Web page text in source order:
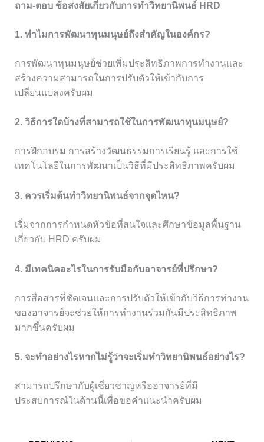
ถาม-ตอบ ข้อสงสัยเกี่ยวกับการทำวิทยานิพนธ์ HRD
1. ทำไมการพัฒนาทุนมนุษย์ถึงสำคัญในองค์กร?
การพัฒนาทุนมนุษย์ช่วยเพิ่มประสิทธิภาพการทำงานและ
สร้างความสามารถในการปรับตัวให้เข้ากับการ
เปลี่ยนแปลงครับผม
2. วิธีการใดบ้างที่สามารถใช้ในการพัฒนาทุนมนุษย์?
การฝึกอบรม การสร้างวัฒนธรรมการเรียนรู้ และการใช้
เทคโนโลยีในการพัฒนาเป็นวิธีที่มีประสิทธิภาพครับผม
3. ควรเริ่มต้นทำวิทยานิพนธ์จากจุดไหน?
เริ่มจากการกำหนดหัวข้อที่สนใจและศึกษาข้อมูลพื้นฐาน
เกี่ยวกับ HRD ครับผม
4. มีเทคนิคอะไรในการรับมือกับอาจารย์ที่ปรึกษา?
การสื่อสารที่ชัดเจนและการปรับตัวให้เข้ากับวิธีการทำงาน
ของอาจารย์จะช่วยให้การทำงานร่วมกันมีประสิทธิภาพ
มากขึ้นครับผม
5. จะทำอย่างไรหากไม่รู้ว่าจะเริ่มทำวิทยานิพนธ์อย่างไร?
สามารถปรึกษากับผู้เชี่ยวชาญหรืออาจารย์ที่มี
ประสบการณ์ในด้านนี้เพื่อขอคำแนะนำครับผม